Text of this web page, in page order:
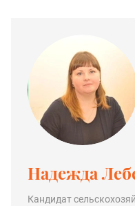
Надежда
Кандидат